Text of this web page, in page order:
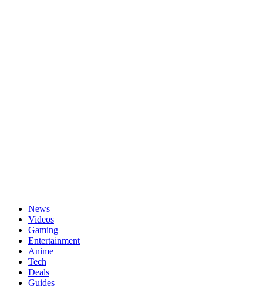
News
Videos
Gaming
Entertainment
Anime
Tech
Deals
Guides